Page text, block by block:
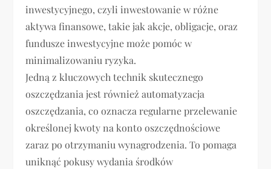
inwestycyjnego, czyli inwestowanie w różne
aktywa finansowe, takie jak akcje, obligacje, oraz
fundusze inwestycyjne może pomóc w
minimalizowaniu ryzyka.
Jedną z kluczowych technik skutecznego
oszczędzania jest również automatyzacja
oszczędzania, co oznacza regularne przelewanie
określonej kwoty na konto oszczędnościowe
zaraz po otrzymaniu wynagrodzenia. To pomaga
uniknąć pokusy wydania środków